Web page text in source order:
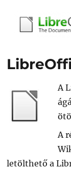
A
A
letölthető a